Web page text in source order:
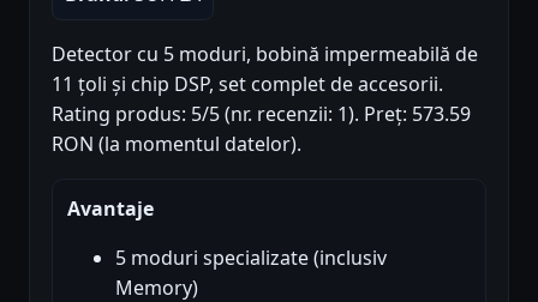
Detector cu 5 moduri, bobină impermeabilă de
11 țoli și chip DSP, set complet de accesorii.
Rating produs: 5/5 (nr. recenzii: 1). Preț: 573.59
RON (la momentul datelor).
Avantaje
5 moduri specializate (inclusiv
Memory)